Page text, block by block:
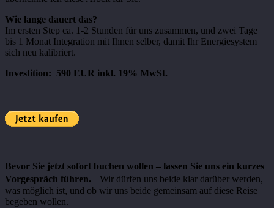
Wie lange dauert das?
Im ersten Step ca. 1-2 Stunden für uns zusammen, und zwei Tage
bis 1 Monat Integration mit Ihnen selber, damit Ihr Energiesystem
sich neu kalibriert.
Investition: 590 EUR inkl. 19% MwSt.
Bevor Sie jetzt sofort buchen wollen – lassen Sie uns ein kurzes
Vorgespräch führen. Wir dürfen uns beide klar darüber werden,
was möglich ist, und ob wir uns beide gemeinsam auf diese Reise
begeben wollen.